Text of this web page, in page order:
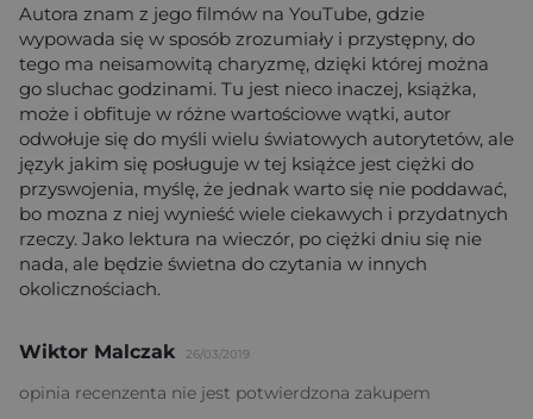
Autora znam z jego filmów na YouTube, gdzie
wypowada się w sposób zrozumiały i przystępny, do
tego ma neisamowitą charyzmę, dzięki której można
go sluchac godzinami. Tu jest nieco inaczej, książka,
może i obfituje w różne wartościowe wątki, autor
odwołuje się do myśli wielu światowych autorytetów, ale
język jakim się posługuje w tej książce jest ciężki do
przyswojenia, myślę, że jednak warto się nie poddawać,
bo mozna z niej wynieść wiele ciekawych i przydatnych
rzeczy. Jako lektura na wieczór, po ciężki dniu się nie
nada, ale będzie świetna do czytania w innych
okolicznościach.
Wiktor Malczak 26/03/2019
opinia recenzenta nie jest potwierdzona zakupem